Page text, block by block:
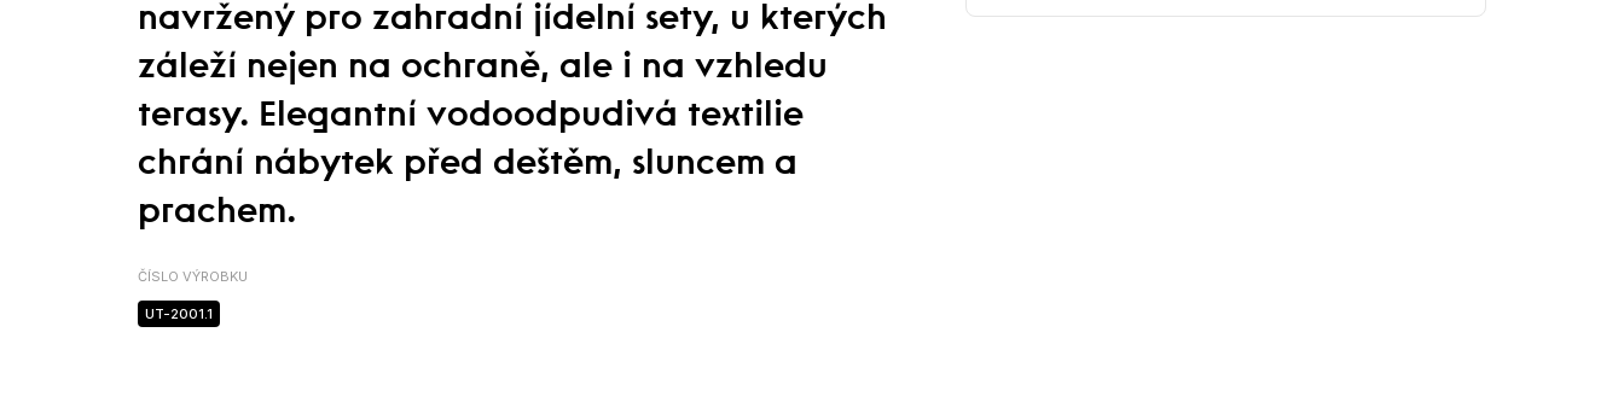
navržený pro zahradní jídelní sety, u kterých
záleží nejen na ochraně, ale i na vzhledu
terasy. Elegantní vodoodpudivá textilie
chrání nábytek před deštěm, sluncem a
prachem.
ČÍSLO VÝROBKU
UT-2001.1